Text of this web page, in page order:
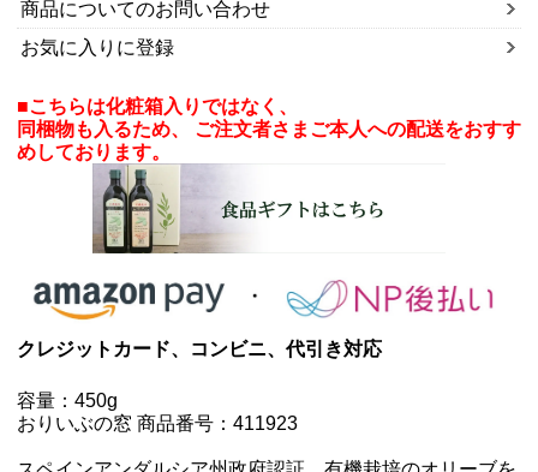
商品についてのお問い合わせ
お気に入りに登録
■こちらは化粧箱入りではなく、
同梱物も入るため、 ご注文者さまご本人への配送をおすす
めしております。
クレジットカード、コンビニ、代引き対応
容量：450g
おりいぶの窓 商品番号：411923